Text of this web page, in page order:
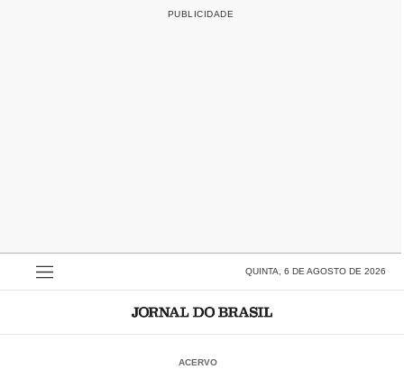
QUINTA, 6 DE AGOSTO DE 2026
ACERVO